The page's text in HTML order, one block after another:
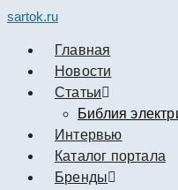
sartok.ru
Главная
Новости
Cтатьи
Библия
Интервью
Каталог портала
Бренды